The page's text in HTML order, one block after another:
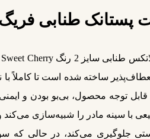
طنابی
ساخته شده است تا کاملاً با
توجه محصول، بی‌بو بودن و
با سینه مادر را شبیه‌سازی می‌کند
جلوگیری می‌کند، در حالی که